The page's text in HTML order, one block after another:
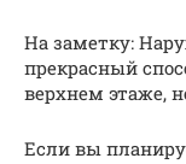
На заметку:
прекрасный
верхнем этаже,
Если вы